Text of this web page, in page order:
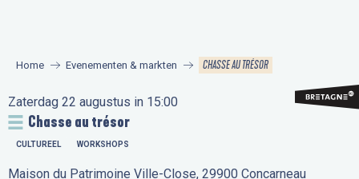
principal
Home Evenementen & markten CHASSE AU TRÉSOR
Zaterdag 22 augustus in 15:00
Chasse au trésor
CULTUREEL WORKSHOPS
Maison du Patrimoine Ville-Close, 29900 Concarneau